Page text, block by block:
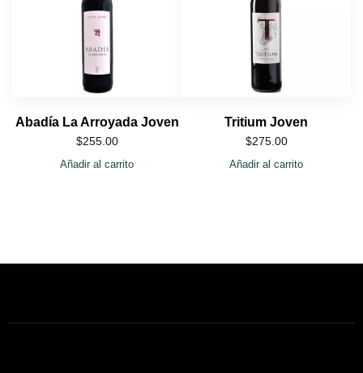
Abadía La Arroyada Joven
$255.00
Añadir al carrito
Tritium Joven
$275.00
Añadir al carrito